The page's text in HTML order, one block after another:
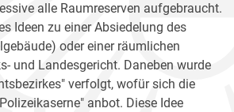
alle Raumreserven aufgebraucht.
Ideen zu einer Absiedelung des
oder einer räumlichen
und Landesgericht. Daneben wurde
verfolgt, wofür sich die
anbot. Diese Idee